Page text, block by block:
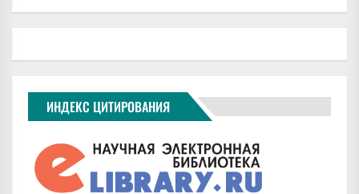
ИНДЕКС ЦИТИРОВАНИЯ